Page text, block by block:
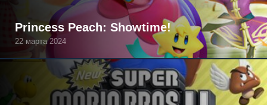
Princess Peach: Showtime!
22 марта 2024